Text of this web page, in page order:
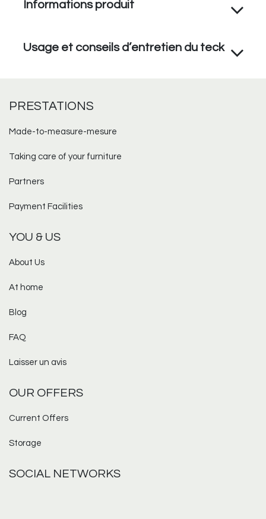
Informations produit
Usage et conseils d’entretien du teck
PRESTATIONS
Made-to-measure-mesure​
Taking care of your furniture
Partners
Payment Facilities
YOU & US
About Us
At home
Blog
FAQ
Laisser un avis
OUR OFFERS
Current Offers
Storage
SOCIAL NETWORKS